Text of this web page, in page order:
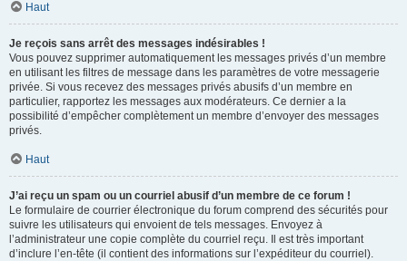
Haut
Je reçois sans arrêt des messages indésirables !
Vous pouvez supprimer automatiquement les messages privés d’un membre
en utilisant les filtres de message dans les paramètres de votre messagerie
privée. Si vous recevez des messages privés abusifs d’un membre en
particulier, rapportez les messages aux modérateurs. Ce dernier a la
possibilité d’empêcher complètement un membre d’envoyer des messages
privés.
Haut
J’ai reçu un spam ou un courriel abusif d’un membre de ce forum !
Le formulaire de courrier électronique du forum comprend des sécurités pour
suivre les utilisateurs qui envoient de tels messages. Envoyez à
l’administrateur une copie complète du courriel reçu. Il est très important
d’inclure l’en-tête (il contient des informations sur l’expéditeur du courriel).